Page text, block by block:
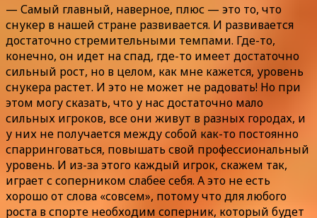
— Самый главный, наверное, плюс — это то, что
снукер в нашей стране развивается. И развивается
достаточно стремительными темпами. Где-то,
конечно, он идет на спад, где-то имеет достаточно
сильный рост, но в целом, как мне кажется, уровень
снукера растет. И это не может не радовать! Но при
этом могу сказать, что у нас достаточно мало
сильных игроков, все они живут в разных городах, и
у них не получается между собой как-то постоянно
спарринговаться, повышать свой профессиональный
уровень. И из-за этого каждый игрок, скажем так,
играет с соперником слабее себя. А это не есть
хорошо от слова «совсем», потому что для любого
роста в спорте необходим соперник, который будет